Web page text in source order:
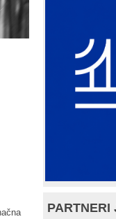
PARTNERI